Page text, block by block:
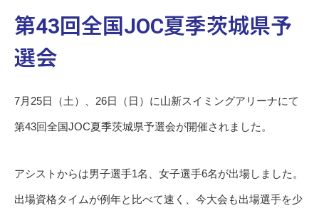
第43回全国JOC夏季茨城県予
選会
7月25日（土）、26日（日）に山新スイミングアリーナにて
第43回全国JOC夏季茨城県予選会が開催されました。
アシストからは男子選手1名、女子選手6名が出場しました。
出場資格タイムが例年と比べて速く、今大会も出場選手を少